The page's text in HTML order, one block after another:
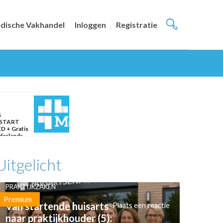
Vakhandel Inloggen Registratie
+ Gratis
Premium
PRAKTIJKZAKEN
Van startende huisarts
naar praktijkhouder (5):
Plaats een reactie